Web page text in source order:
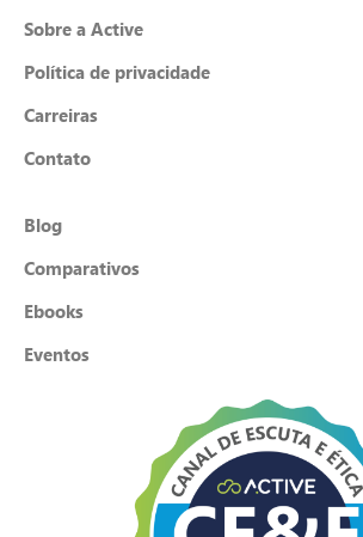
Sobre a Active
Política de privacidade
Carreiras
Contato
Blog
Comparativos
Ebooks
Eventos